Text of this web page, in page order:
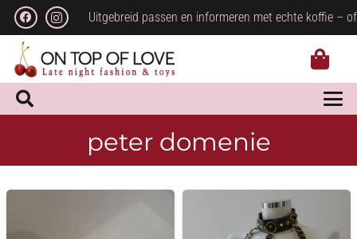
Uitgebreid passen en informeren met echte koffie –
peter domenie